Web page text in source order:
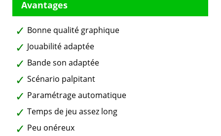
Bonne qualité graphique
Jouabilité adaptée
Bande son adaptée
Scénario palpitant
Paramétrage automatique
Temps de jeu assez long
Peu onéreux